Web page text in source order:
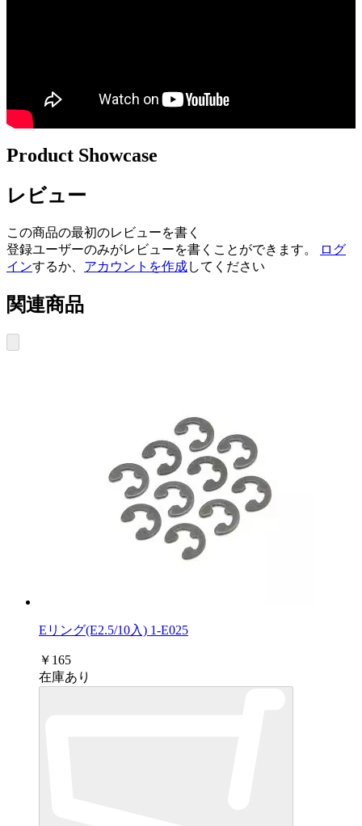
Product Showcase
レビュー
この商品の最初のレビューを書く
登録ユーザーのみがレビューを書くことができます。
ログ
インするか、 アカウントを作成してください
関連商品
Eリング(E2.5/10入) 1-E025
￥165
在庫あり